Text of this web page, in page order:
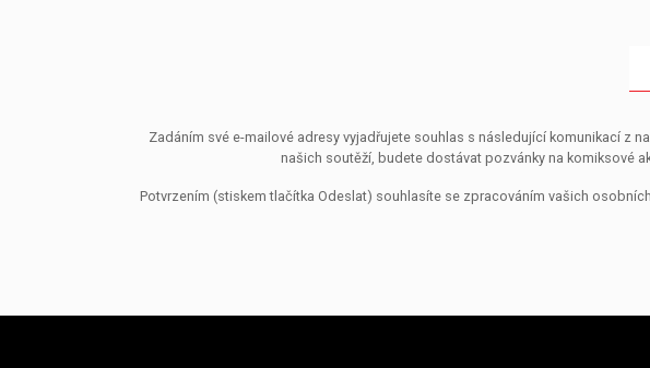
Zadáním své e-mailové adresy vyjadřujete souhlas s následující komunikací z
našich soutěží, budete dostávat pozvánky na komiksové
Potvrzením (stiskem tlačítka Odeslat) souhlasíte se zpracováním vašich